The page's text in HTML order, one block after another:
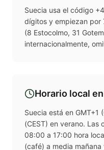
Suecia usa el código
dígitos y empiezan por
(8 Estocolmo, 31
internacionalmente,
Horario local en
Suecia está en GMT+1
(CEST) en verano.
08:00 a 17:00 hora
(café) a media